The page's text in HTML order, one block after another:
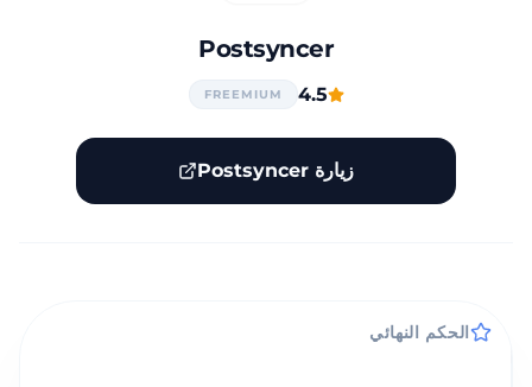
Postsyncer
4.5
FREEMIUM
زيارة Postsyncer
الحكم النهائي